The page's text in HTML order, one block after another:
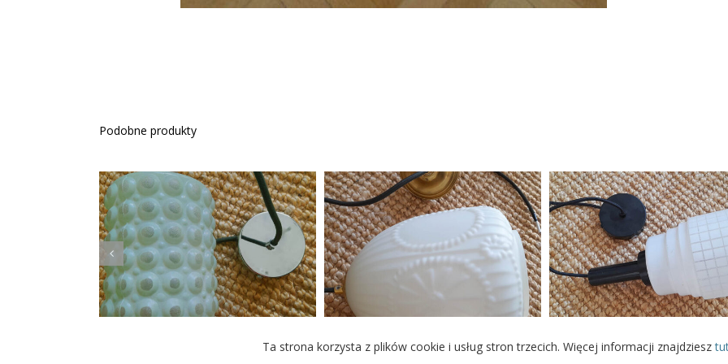
Podobne produkty
Lampa wisząca z
seledynowym kloszem,
lata 70
Lampa wisząca z lat 50
Minimalistyczna
wisząca, lata 80
Ta strona korzysta z plików cookie i usług stron trzecich. Więcej informacji znajdziesz